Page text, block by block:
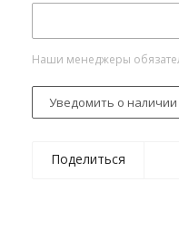
Наши менеджеры
Уведомить о наличии
Поделиться